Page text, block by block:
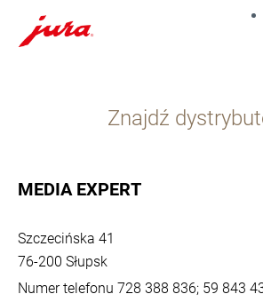
opcji
wyszukiwania
Znajdź
MEDIA EXPERT
Szczecińska 41
76-200 Słupsk
Numer telefonu 728 388 836; 59 843